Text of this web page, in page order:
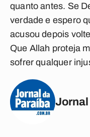
quanto antes. Se
verdade e espero
acusou depois
Que Allah proteja
sofrer qualquer
Jornal